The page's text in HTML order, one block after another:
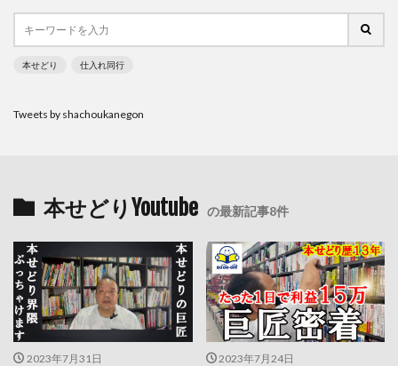
本せどり 仕入れ同行
Tweets by shachoukanegon
本せどりYoutube の最新記事8件
2023年7月31日 2023年7月24日